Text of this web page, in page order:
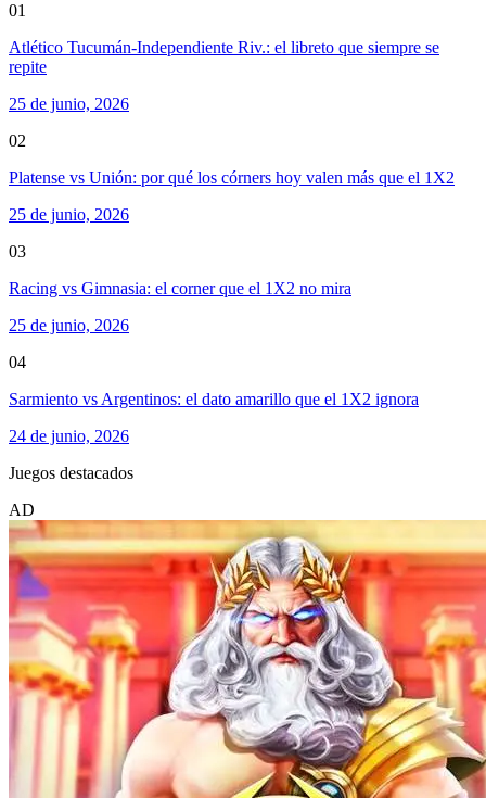
01
Atlético Tucumán-Independiente Riv.: el libreto que siempre se
repite
25 de junio, 2026
02
Platense vs Unión: por qué los córners hoy valen más que el 1X2
25 de junio, 2026
03
Racing vs Gimnasia: el corner que el 1X2 no mira
25 de junio, 2026
04
Sarmiento vs Argentinos: el dato amarillo que el 1X2 ignora
24 de junio, 2026
Juegos destacados
AD